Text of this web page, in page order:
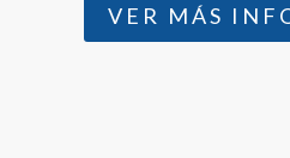
VER MÁS